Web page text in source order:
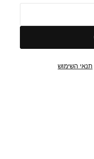
תנאי השימוש